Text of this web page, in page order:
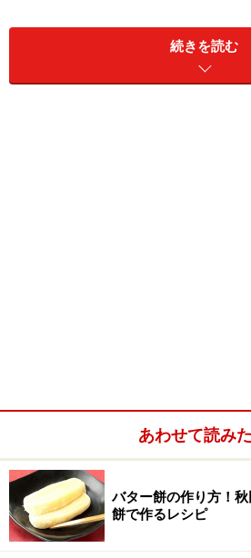
ということで、本日紹介するのは
て食べるのではなく、おいしく食
醤油
続きを読む
あわせて読み
バター餅の作り方！
餅で作るレシピ